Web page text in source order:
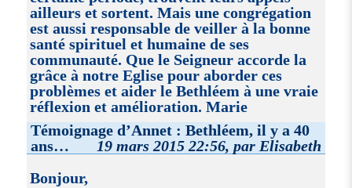
ailleurs et sortent. Mais une congrégation
est aussi responsable de veiller à la bonne
santé spirituel et humaine de ses
communauté. Que le Seigneur accorde la
grâce à notre Eglise pour aborder ces
problèmes et aider le Bethléem à une vraie
réflexion et amélioration. Marie
Témoignage d’Annet : Bethléem, il y a 40
ans…
19 mars 2015 22:56, par Elisabeth
Bonjour,